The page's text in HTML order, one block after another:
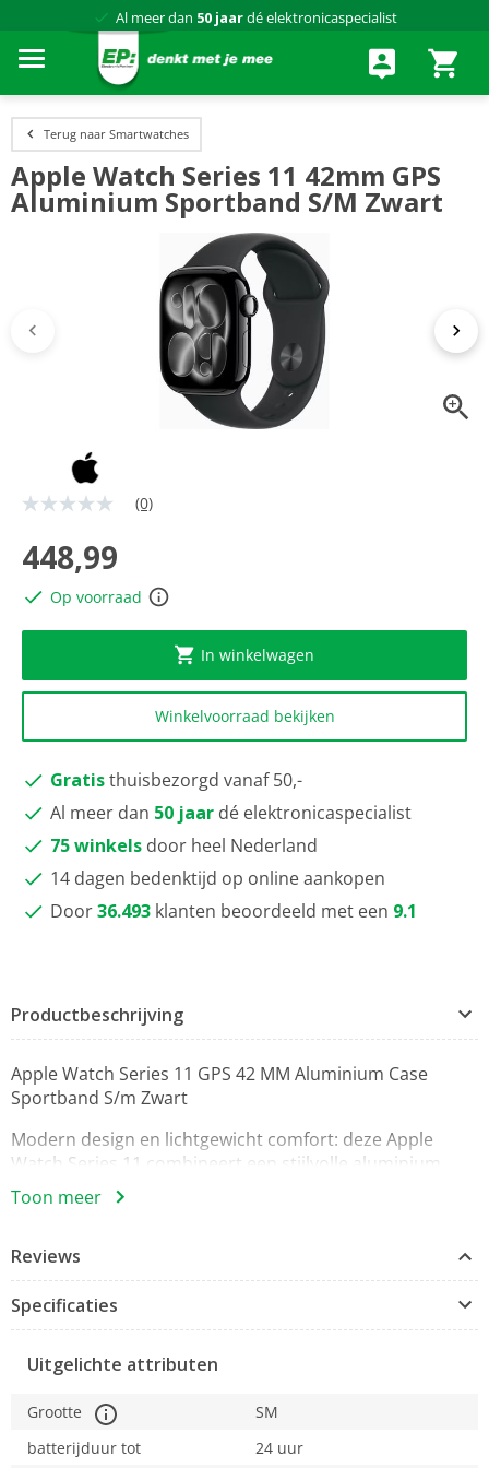
Al meer dan 50 jaardé elektronicaspecialist
Terug naar Smartwatches
Apple Watch Series 11 42mm GPS
Aluminium Sportband S/M Zwart
Geen
Dezelfde
paginalink.
(0)
448,99
Op voorraad
In winkelwagen
Winkelvoorraad bekijken
Gratisthuisbezorgd vanaf 50,-
Al meer dan 50 jaar dé elektronicaspecialist
75 winkels door heel Nederland
14 dagen bedenktijd op online aankopen
Door36.493 klanten beoordeeld met een 9.1
Productbeschrijving
Apple Watch Series 11 GPS 42 MM Aluminium Case
Sportband S/m Zwart
Modern design en lichtgewicht comfort: deze Apple
Watch Series 11 combineert een stijlvolle aluminium
kast met een slank profiel en een sportief, zwart silicone
bandje in maat S/M. De GPS-functionaliteit ondersteunt
robuuste maar verfijnde diamantzwarte aluminium
case een premium uitstraling geeft die bij elke outfit
past.
- Model: Apple Watch Series 11 (GPS)
- Materiaal kast: Aluminium
- Band: Sportarmband, maat S/M, kleur diamantzwart
Toon meer
Reviews
Specificaties
Uitgelichte attributen
Grootte
SM
batterijduur tot
24 uur